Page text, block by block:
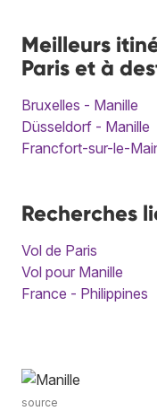
Meilleurs
Paris et à
Bruxelles - Manille
Düsseldorf - Manille
Francfort-sur-le-
Recherches
Vol de Paris
Vol pour Manille
France - Philippines
source